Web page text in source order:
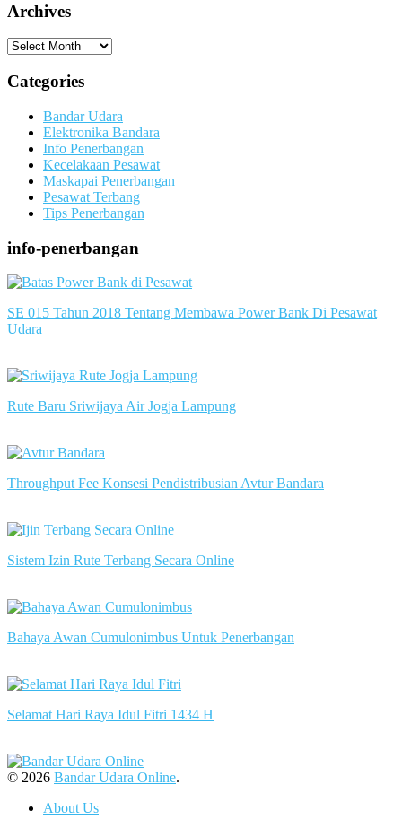
Archives
Archives
Categories
Bandar Udara
Elektronika Bandara
Info Penerbangan
Kecelakaan Pesawat
Maskapai Penerbangan
Pesawat Terbang
Tips Penerbangan
info-penerbangan
SE 015 Tahun 2018 Tentang Membawa Power Bank Di Pesawat
Udara
Rute Baru Sriwijaya Air Jogja Lampung
Throughput Fee Konsesi Pendistribusian Avtur Bandara
Sistem Izin Rute Terbang Secara Online
Bahaya Awan Cumulonimbus Untuk Penerbangan
Selamat Hari Raya Idul Fitri 1434 H
© 2026 Bandar Udara Online.
About Us